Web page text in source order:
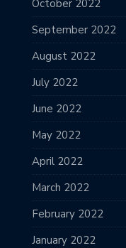
October 2022
September 2022
August 2022
July 2022
June 2022
May 2022
April 2022
March 2022
February 2022
January 2022